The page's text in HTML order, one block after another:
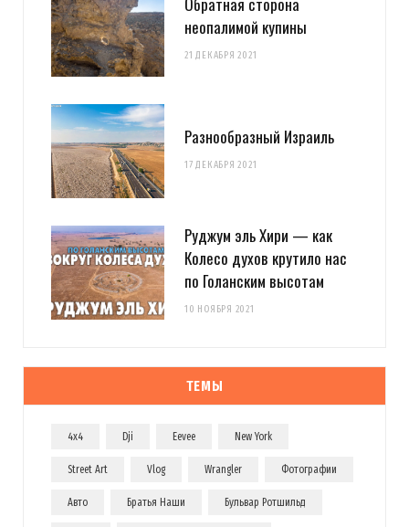
неопалимой купины
21 ДЕКАБРЯ 2021
Разнообразный Израиль
17 ДЕКАБРЯ 2021
Руджум эль Хири — как
Колесо духов крутило нас
по Голанским высотам
10 НОЯБРЯ 2021
ТЕМЫ
4x4 Dji Eevee New York
Street Art Vlog Wrangler Фотографии
Авто Братья Наши Бульвар Ротшильд